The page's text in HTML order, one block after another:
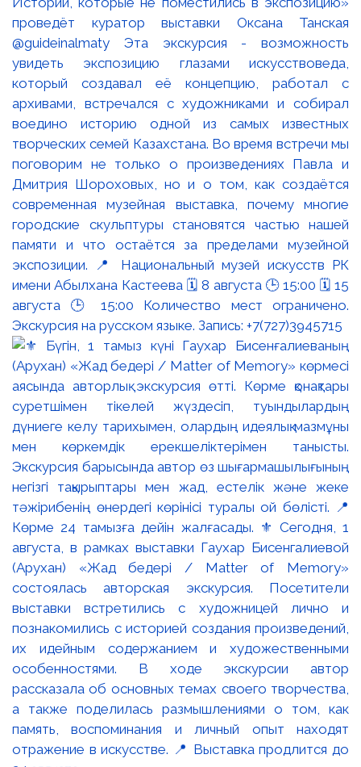
проведёт куратор выставки Оксана Танская
@guideinalmaty Эта экскурсия - возможность
увидеть экспозицию глазами искусствоведа,
который создавал её концепцию, работал с
архивами, встречался с художниками и собирал
воедино историю одной из самых известных
творческих семей Казахстана. Во время встречи мы
поговорим не только о произведениях Павла и
Дмитрия Шороховых, но и о том, как создаётся
современная музейная выставка, почему многие
городские скульптуры становятся частью нашей
памяти и что остаётся за пределами музейной
экспозиции. 📍 Национальный музей искусств РК
имени Абылхана Кастеева 🗓 8 августа 🕒 15:00 🗓 15
августа 🕒 15:00 Количество мест ограничено.
Экскурсия на русском языке. Запись: +7(727)3945715